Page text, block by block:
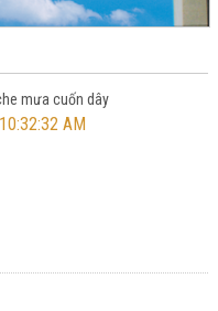
mưa cuốn dây
AM